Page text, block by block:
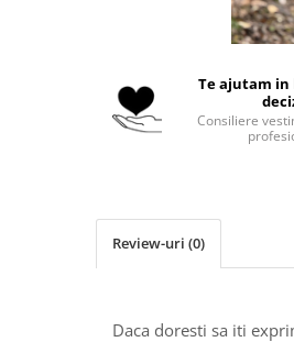
Te ajutam
Consiliere
Review-uri (0)
Daca doresti sa iti